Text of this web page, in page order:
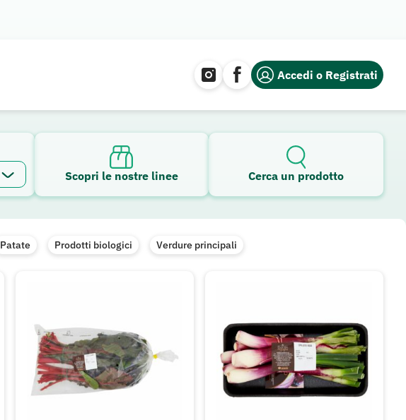
Accedi o Registrati
Scopri le nostre linee
Cerca un prodotto
Patate Prodotti biologici Verdure principali